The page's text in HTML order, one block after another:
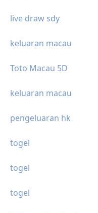
live draw sdy
keluaran macau
Toto Macau 5D
keluaran macau
pengeluaran hk
togel
togel
togel